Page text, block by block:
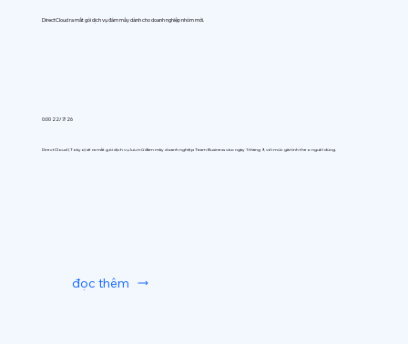
DirectCloud ra mắt gói dịch vụ đám mây dành cho doanh nghiệp nhóm mới.
0:00 22/7/26
DirectCloud (Tokyo) sẽ ra mắt gói dịch vụ lưu trữ đám mây doanh nghiệp Team Business vào ngày 1 tháng 9, với mức giá tính theo người dùng.
đọc thêm